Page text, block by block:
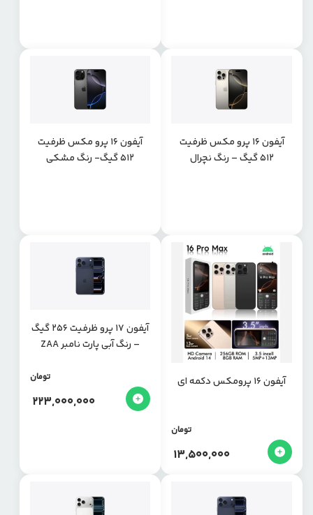
آیفون 16 پرو مکس ظرفیت
512 گیگ – رنگ نچرال
آیفون 16 پرو مکس ظرفیت
512 گیگ- رنگ مشکی
آیفون 16 پرومکس دکمه ای
13,500,000
تومان
آیفون 17 پرو ظرفیت 256 گیگ
– رنگ آبی پارت نامبر ZAA
223,000,000
تومان